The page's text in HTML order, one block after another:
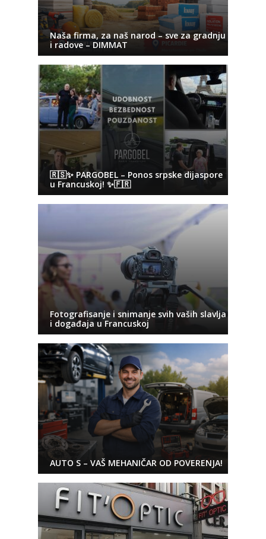
Naša firma, za naš narod – sve za gradnju
i radove – DIMMAT
🇷🇸✨ PARGOBEL – Ponos srpske dijaspore
u Francuskoj! ✨🇫🇷
Fotografisanje i snimanje svih vaših slavlja
i događaja u Francuskoj
AUTO S – VAŠ MEHANIČAR OD POVERENJA!